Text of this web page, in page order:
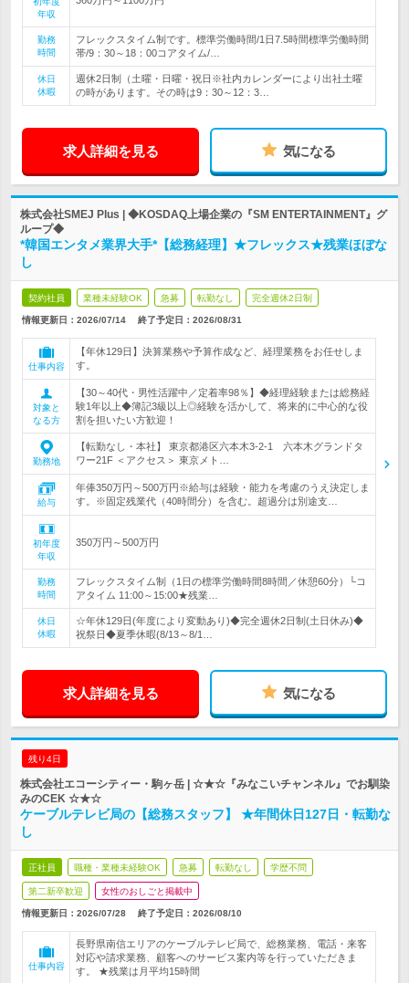
年収
勤務
時間
フレックスタイム制です。標準労働時間/1日7.5時間標準労働時間
帯/9：30～18：00コアタイム/…
休日
休暇
週休2日制（土曜・日曜・祝日※社内カレンダーにより出社土曜
の時があります。その時は9：30～12：3…
求人詳細を見る 気になる
株式会社SMEJ Plus | ◆KOSDAQ上場企業の『SM ENTERTAINMENT』グ
ループ◆
*韓国エンタメ業界大手*【総務経理】★フレックス★残業ほぼな
し
契約社員 業種未経験OK 急募 転勤なし 完全週休2日制
情報更新日：2026/07/14 終了予定日： 2026/08/31
仕事内容
【年休129日】決算業務や予算作成など、経理業務をお任せしま
す。
対象と
なる方
【30～40代・男性活躍中／定着率98％】◆経理経験または総務経
験1年以上◆簿記3級以上◎経験を活かして、将来的に中心的な役
割を担いたい方歓迎！
勤務地
【転勤なし・本社】 東京都港区六本木3-2-1 六本木グランドタ
ワー21F ＜アクセス＞ 東京メト…
給与
年俸350万円～500万円※給与は経験・能力を考慮のうえ決定しま
す。※固定残業代（40時間分）を含む。超過分は別途支…
初年度
年収
350万円～500万円
勤務
時間
フレックスタイム制（1日の標準労働時間8時間／休憩60分）└コ
アタイム 11:00～15:00★残業…
休日
休暇
☆年休129日(年度により変動あり)◆完全週休2日制(土日休み)◆
祝祭日◆夏季休暇(8/13～8/1…
求人詳細を見る 気になる
残り4日
株式会社エコーシティー・駒ヶ岳 | ☆★☆『みなこいチャンネル』でお馴染
みのCEK ☆★☆
ケーブルテレビ局の【総務スタッフ】 ★年間休日127日・転勤な
し
正社員 職種・業種未経験OK 急募 転勤なし 学歴不問
第二新卒歓迎 女性のおしごと掲載中
情報更新日：2026/07/28 終了予定日： 2026/08/10
仕事内容
長野県南信エリアのケーブルテレビ局で、総務業務、電話・来客
対応や請求業務、顧客へのサービス案内等を行っていただきま
す。 ★残業は月平均15時間